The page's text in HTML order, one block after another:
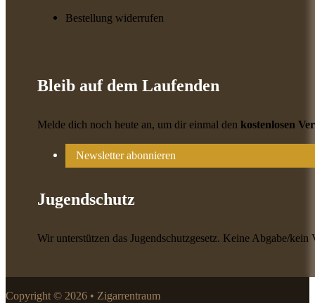
Bestellung widerrufen
Bleib auf dem Laufenden
Melde dich noch heute an, um dir einmal denkostenlosen
Newsletter abonnieren
Jugendschutz
Wir unterstützen das Jugendschutzgesetz. Keine Abgabe/
Copyright © 2026 • Zigarrentraum